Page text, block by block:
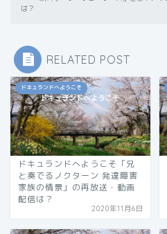
は？
RELATED POST
ドキュランドへようこそ
ドキュランドへようこそ「兄
と奏でるノクターン 発達障害
家族の情景」の再放送・動画
配信は？
2020年11月6日